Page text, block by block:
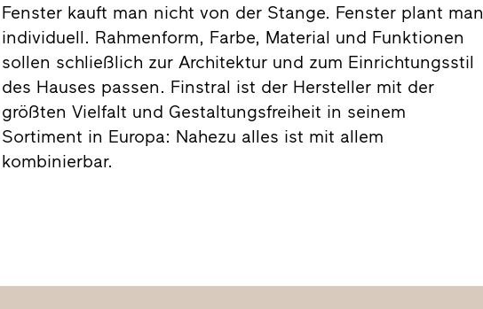
Fenster kauft man nicht von der Stange. Fenster plant man
individuell. Rahmenform, Farbe, Material und Funktionen
sollen schließlich zur Architektur und zum Einrichtungsstil
des Hauses passen. Finstral ist der Hersteller mit der
größten Vielfalt und Gestaltungsfreiheit in seinem
Sortiment in Europa: Nahezu alles ist mit allem
kombinierbar.